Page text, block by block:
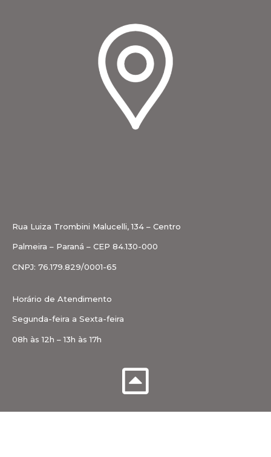
Rua Luiza Trombini Malucelli, 134 – Centro
Palmeira – Paraná – CEP 84.130-000
CNPJ: 76.179.829/0001-65
Horário de Atendimento
Segunda-feira a Sexta-feira
08h às 12h – 13h às 17h